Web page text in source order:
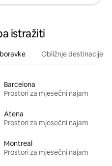
istražiti
Obližnje destinacije
Barcelona
Prostori za mjesečni najam
Atena
Prostori za mjesečni najam
Montreal
Prostori za mjesečni najam